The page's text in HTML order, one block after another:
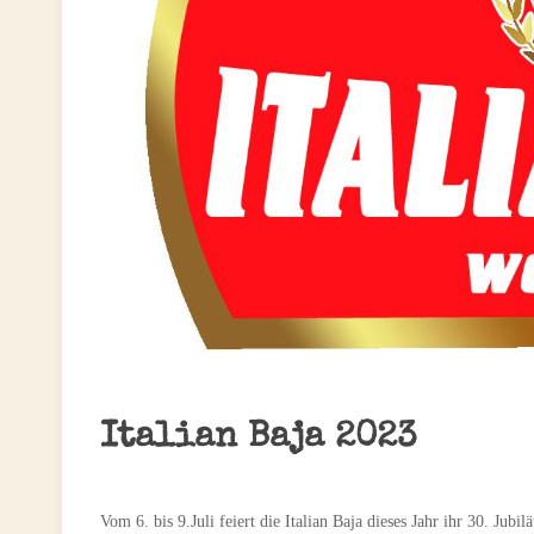
Italian Baja 2023
Vom 6. bis 9.Juli feiert die Italian Baja dieses Jahr ihr 30.